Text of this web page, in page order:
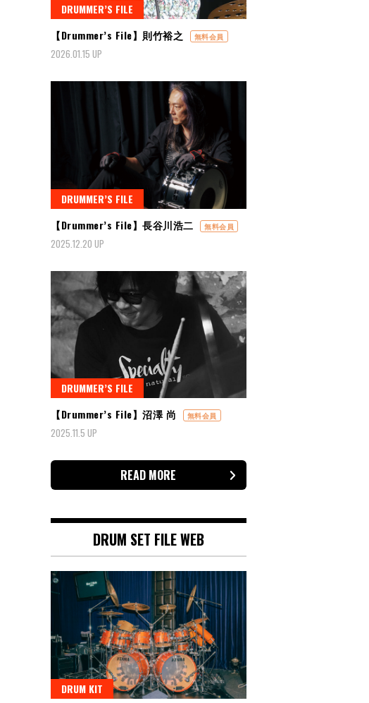
DRUMMER’S FILE
【Drummer’s File】則竹裕之
無料会員
2026.01.15 UP
DRUMMER’S FILE
【Drummer’s File】長谷川浩二
無料会員
2025.12.20 UP
DRUMMER’S FILE
【Drummer’s File】沼澤 尚
無料会員
2025.11.5 UP
READ MORE
DRUM SET FILE WEB
DRUM KIT